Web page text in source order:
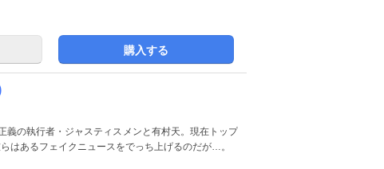
購入する
義の執行者・ジャスティスメンと有村天。現在トップ
はあるフェイクニュースをでっち上げるのだが…。